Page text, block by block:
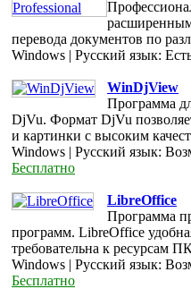
перевода документов по
Windows | Русский язык:
WinDjView
Программа
DjVu. Формат DjVu
и картинки с высоким
Windows | Русский язык:
Бесплатно
LibreOffice
Программа
программ. LibreOffice
требовательна к ресурсам
Windows | Русский язык:
Бесплатно